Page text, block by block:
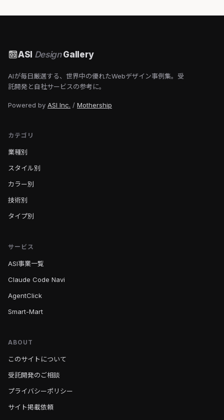
ASI DesignGallery
AIが毎日厳選する、世界中の優れたWebデザイン事例集。受
託開発と自社サービスの参考に。
Powered by ASI Inc. / Mothership
カテゴリ
業種別
スタイル別
カラー別
技術別
タイプ別
サービス
ASI事業一覧
Claude Code Navi
AgentClick
Smart-Mart
ABOUT
このサイトについて
受託開発のご相談
プライバシーポリシー
サイト掲載依頼